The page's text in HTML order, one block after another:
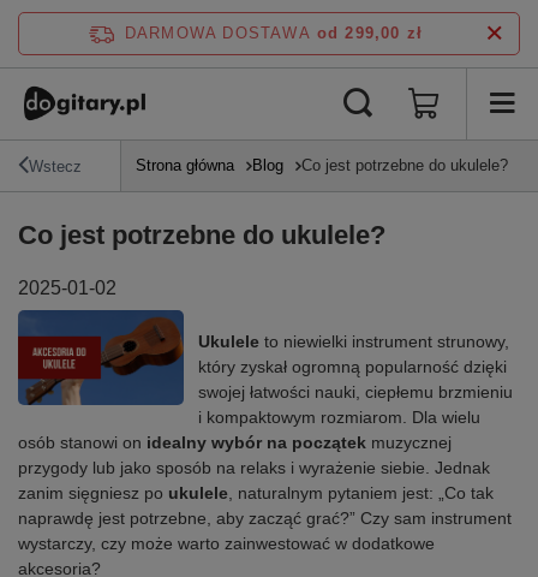
DARMOWA DOSTAWA od 299,00 zł
Wstecz Strona główna Blog Co jest potrzebne do ukulele?
Co jest potrzebne do ukulele?
2025-01-02
Ukuleleto niewielki instrument strunowy,
który zyskał ogromną popularność dzięki
swojej łatwości nauki, ciepłemu brzmieniu
i kompaktowym rozmiarom. Dla wielu
osób stanowi on idealny wybór na początek muzycznej
przygody lub jako sposób na relaks i wyrażenie siebie. Jednak
zanim sięgniesz po ukulele , naturalnym pytaniem jest: „Co tak
naprawdę jest potrzebne, aby zacząć grać?” Czy sam instrument
wystarczy, czy może warto zainwestować w dodatkowe
akcesoria?